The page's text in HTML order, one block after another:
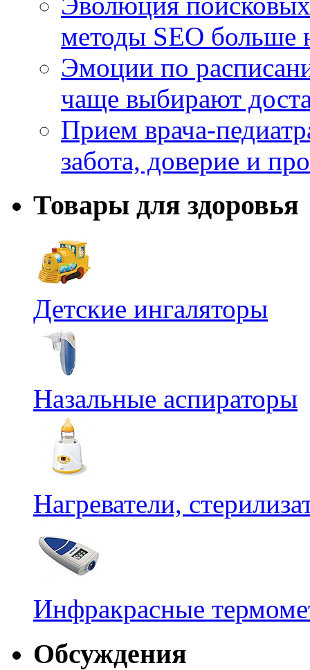
методы SEO больше
Эмоции по
чаще выбирают
Прием врача-
забота, доверие и
Товары для здоровья
Детские ингаляторы
Назальные аспираторы
Нагреватели,
Инфракрасные
Обсуждения